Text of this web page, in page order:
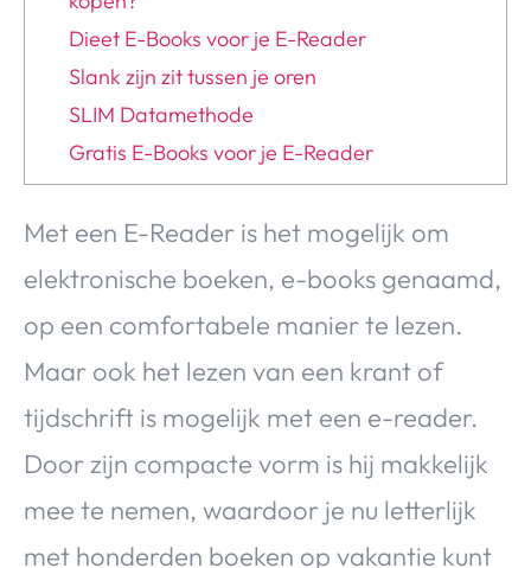
VALERIE'S CHOICE
Food & Drinks Health & Beauty
Travel
Lifestyle
Dieet E-Books voor je E-Reader
Slank zijn zit tussen je oren
SLIM Datamethode
Gratis E-Books voor je E-Reader
Met een E-Reader is het mogelijk om
elektronische boeken, e-books genaamd,
op een comfortabele manier te lezen.
Maar ook het lezen van een krant of
tijdschrift is mogelijk met een e-reader.
Door zijn compacte vorm is hij makkelijk
mee te nemen, waardoor je nu letterlijk
met honderden boeken op vakantie kunt